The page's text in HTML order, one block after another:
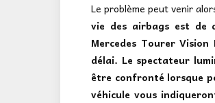
Le problème peut venir
vie des airbags est de
Mercedes Tourer
délai. Le spectateur
être confronté lorsque
véhicule vous